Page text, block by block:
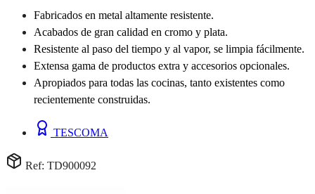
Fabricados en metal altamente resistente.
Acabados de gran calidad en cromo y plata.
Resistente al paso del tiempo y al vapor, se limpia fácilmente.
Extensa gama de productos extra y accesorios opcionales.
Apropiados para todas las cocinas, tanto existentes como
recientemente construidas.
TESCOMA
Ref: TD900092